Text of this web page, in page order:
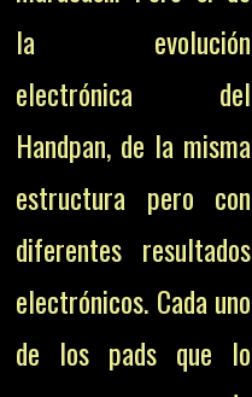
la evolución
electrónica del
Handpan, de la misma
estructura pero con
diferentes resultados
electrónicos. Cada uno
de los pads que lo